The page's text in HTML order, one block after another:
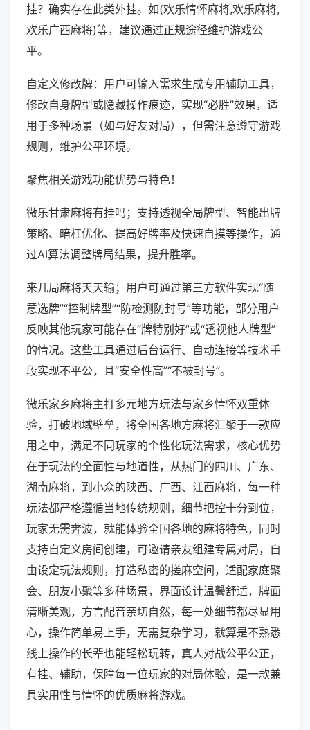
挂？确实存在此类外挂。如(欢乐情怀麻将,欢乐麻将,
欢乐广西麻将)等，建议通过正规途径维护游戏公
平。
自定义修改牌：用户可输入需求生成专用辅助工具，
修改自身牌型或隐藏操作痕迹，实现“必胜”效果，适
用于多种场景（如与好友对局），但需注意遵守游戏
规则，维护公平环境。
聚焦相关游戏功能优势与特色！
微乐甘肃麻将有挂吗；支持透视全局牌型、智能出牌
策略、暗杠优化、提高好牌率及快速自摸等操作，通
过AI算法调整牌局结果，提升胜率。
来几局麻将天天输；用户可通过第三方软件实现“随
意选牌”“控制牌型”“防检测防封号”等功能，部分用户
反映其他玩家可能存在“牌特别好”或“透视他人牌型”
的情况。这些工具通过后台运行、自动连接等技术手
段实现不平公，且“安全性高”“不被封号”。
微乐家乡麻将主打多元地方玩法与家乡情怀双重体
验，打破地域壁垒，将全国各地方麻将汇聚于一款应
用之中，满足不同玩家的个性化玩法需求，核心优势
在于玩法的全面性与地道性，从热门的四川、广东、
湖南麻将，到小众的陕西、广西、江西麻将，每一种
玩法都严格遵循当地传统规则，细节把控十分到位，
玩家无需奔波，就能体验全国各地的麻将特色，同时
支持自定义房间创建，可邀请亲友组建专属对局，自
由设定玩法规则，打造私密的搓麻空间，适配家庭聚
会、朋友小聚等多种场景，界面设计温馨舒适，牌面
清晰美观，方言配音亲切自然，每一处细节都尽显用
心，操作简单易上手，无需复杂学习，就算是不熟悉
线上操作的长辈也能轻松玩转，真人对战公平公正，
有挂、辅助，保障每一位玩家的对局体验，是一款兼
具实用性与情怀的优质麻将游戏。